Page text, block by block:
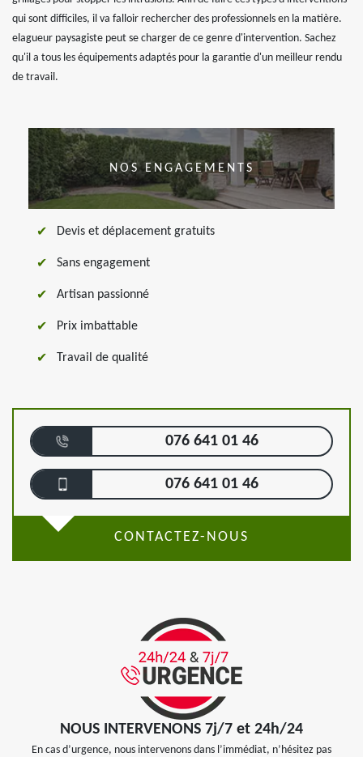
qui sont difficiles, il va falloir rechercher des professionnels en la matière.
elagueur paysagiste peut se charger de ce genre d'intervention. Sachez
qu'il a tous les équipements adaptés pour la garantie d'un meilleur rendu
de travail.
NOS ENGAGEMENTS
Devis et déplacement gratuits
Sans engagement
Artisan passionné
Prix imbattable
Travail de qualité
076 641 01 46
076 641 01 46
CONTACTEZ-NOUS
NOUS INTERVENONS 7j/7 et 24h/24
En cas d’urgence, nous intervenons dans l’immédiat, n’hésitez pas